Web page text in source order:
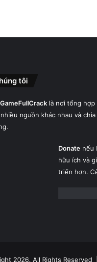
tôi
GameFullCrack là nơi tổng
nguồn khác nhau và
Donatenếu
hữu ích và
triển hơn.
2026, All Rights Reserved